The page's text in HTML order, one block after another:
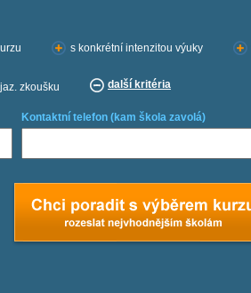
s konkrétní intenzitou výuky
zkoušku další kritéria
Kontaktní telefon (kam škola zavolá)